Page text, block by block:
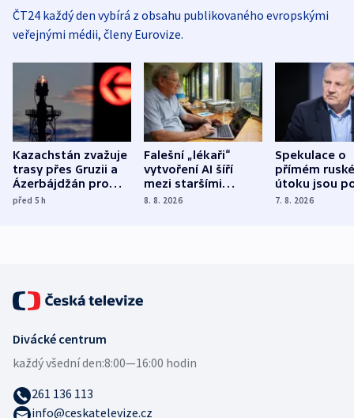
ČT24 každý den vybírá z obsahu publikovaného evropskými
veřejnými médii, členy Eurovize.
Kazachstán zvažuje
trasy přes Gruzii a
Ázerbájdžán pro
vývoz ropy do
před 5h
Falešní „lékaři“
vytvoření AI šíří
mezi staršími
Poláky nebezpečné
8. 8. 2026
Spekulace o
přímém
útoku jsou
míní
7. 8. 2026
Divácké centrum
každý všední den:8:00—16:00 hodin
261 136 113
info@ceskatelevize.cz